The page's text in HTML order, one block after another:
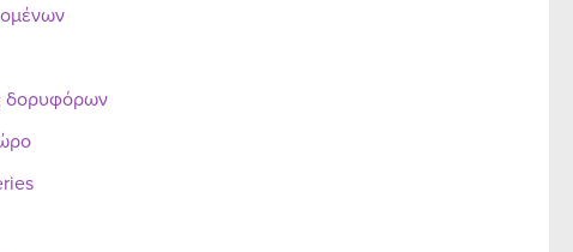
δορυφόρων